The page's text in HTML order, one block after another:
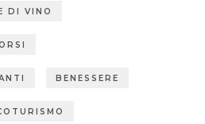
DI VINO
BENESSERE